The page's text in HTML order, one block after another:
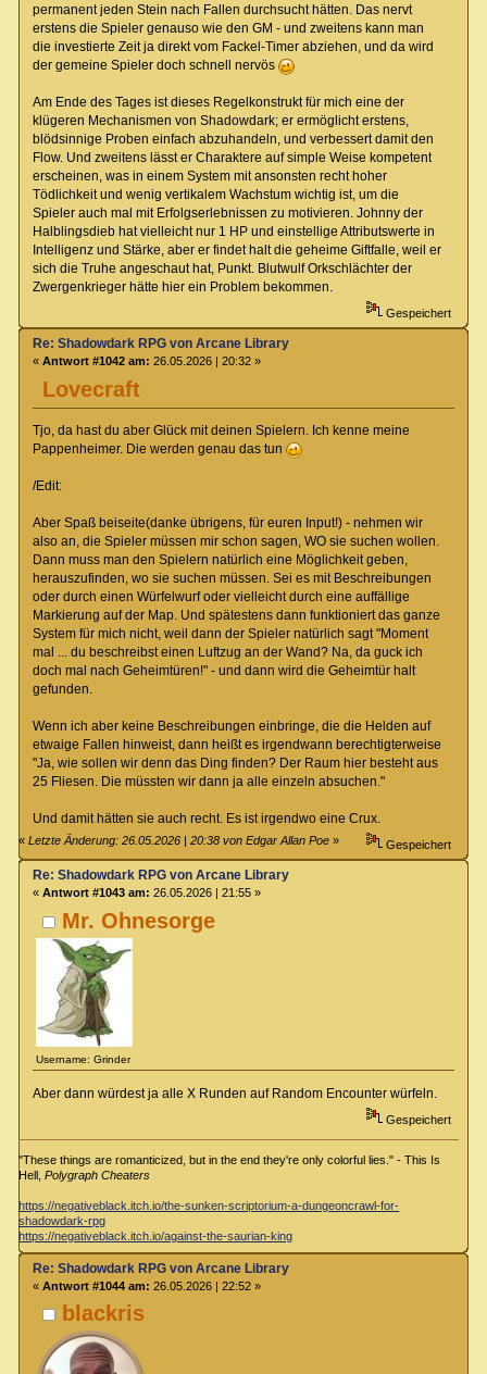
permanent jeden Stein nach Fallen durchsucht hätten. Das nervt
erstens die Spieler genauso wie den GM - und zweitens kann man
die investierte Zeit ja direkt vom Fackel-Timer abziehen, und da wird
der gemeine Spieler doch schnell nervös
Am Ende des Tages ist dieses Regelkonstrukt für mich eine der
klügeren Mechanismen von Shadowdark; er ermöglicht erstens,
blödsinnige Proben einfach abzuhandeln, und verbessert damit den
Flow. Und zweitens lässt er Charaktere auf simple Weise kompetent
erscheinen, was in einem System mit ansonsten recht hoher
Tödlichkeit und wenig vertikalem Wachstum wichtig ist, um die
Spieler auch mal mit Erfolgserlebnissen zu motivieren. Johnny der
Halblingsdieb hat vielleicht nur 1 HP und einstellige Attributswerte in
Intelligenz und Stärke, aber er findet halt die geheime Giftfalle, weil er
sich die Truhe angeschaut hat, Punkt. Blutwulf Orkschlächter der
Zwergenkrieger hätte hier ein Problem bekommen.
Gespeichert
Lovecraft
Re: Shadowdark RPG von Arcane Library
« Antwort #1042 am: 26.05.2026 | 20:32 »
Tjo, da hast du aber Glück mit deinen Spielern. Ich kenne meine
Pappenheimer. Die werden genau das tun
/Edit:
Aber Spaß beiseite(danke übrigens, für euren Input!) - nehmen wir
also an, die Spieler müssen mir schon sagen, WO sie suchen wollen.
Dann muss man den Spielern natürlich eine Möglichkeit geben,
herauszufinden, wo sie suchen müssen. Sei es mit Beschreibungen
oder durch einen Würfelwurf oder vielleicht durch eine auffällige
Markierung auf der Map. Und spätestens dann funktioniert das ganze
System für mich nicht, weil dann der Spieler natürlich sagt "Moment
mal ... du beschreibst einen Luftzug an der Wand? Na, da guck ich
doch mal nach Geheimtüren!" - und dann wird die Geheimtür halt
gefunden.
Wenn ich aber keine Beschreibungen einbringe, die die Helden auf
etwaige Fallen hinweist, dann heißt es irgendwann berechtigterweise
"Ja, wie sollen wir denn das Ding finden? Der Raum hier besteht aus
25 Fliesen. Die müssten wir dann ja alle einzeln absuchen."
Und damit hätten sie auch recht. Es ist irgendwo eine Crux.
«Letzte Änderung: 26.05.2026 | 20:38 von Edgar Allan Poe » Gespeichert
Mr. Ohnesorge
Username: Grinder
Re: Shadowdark RPG von Arcane Library
« Antwort #1043 am: 26.05.2026 | 21:55 »
Aber dann würdest ja alle X Runden auf Random Encounter würfeln.
Gespeichert
"These things are romanticized, but in the end they're only colorful lies." - This Is
Hell,Polygraph Cheaters
https://negativeblack.itch.io/the-sunken-scriptorium-a-dungeoncrawl-for-
shadowdark-rpg
https://negativeblack.itch.io/against-the-saurian-king
blackris
Re: Shadowdark RPG von Arcane Library
« Antwort #1044 am: 26.05.2026 | 22:52 »